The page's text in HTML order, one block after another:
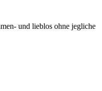
und lieblos ohne jegliche